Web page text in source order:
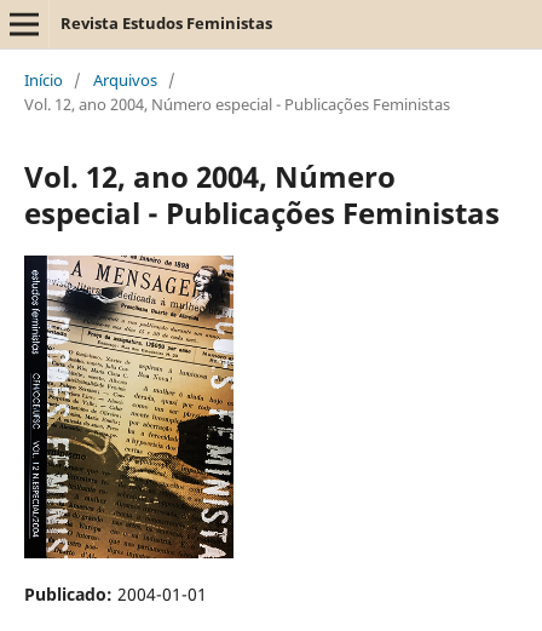
Revista Estudos Feministas
Início / Arquivos /
Vol. 12, ano 2004, Número especial - Publicações Feministas
Vol. 12, ano 2004, Número
especial - Publicações Feministas
Publicado: 2004-01-01